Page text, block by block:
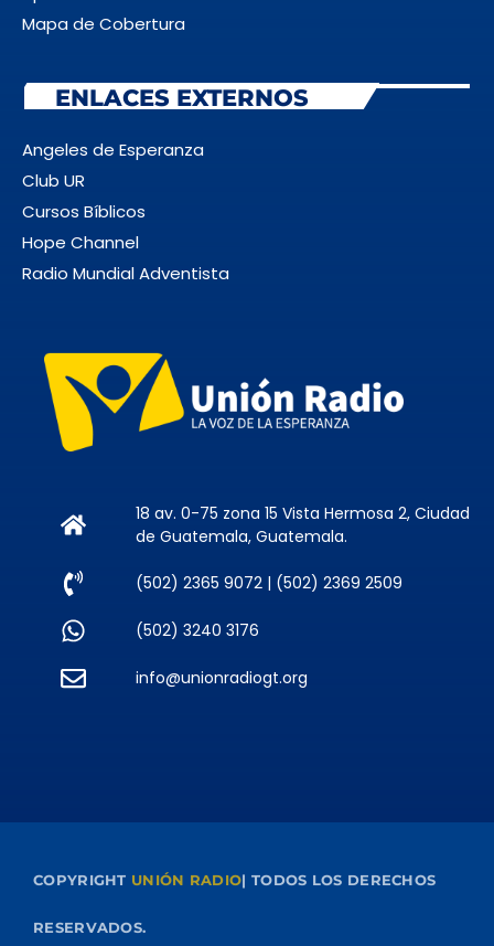
Mapa de Cobertura
ENLACES EXTERNOS
Angeles de Esperanza
Club UR
Cursos Bíblicos
Hope Channel
Radio Mundial Adventista
18 av. 0-75 zona 15 Vista Hermosa 2, Ciudad
de Guatemala, Guatemala.
(502) 2365 9072 | (502) 2369 2509
(502) 3240 3176
info@unionradiogt.org
COPYRIGHT UNIÓN RADIO| TODOS LOS DERECHOS
RESERVADOS.